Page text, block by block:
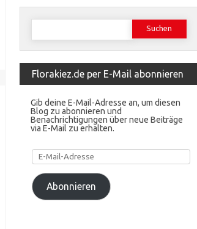
Suchen
Florakiez.de per E-Mail abonnieren
Gib deine E-Mail-Adresse an, um diesen
Blog zu abonnieren und
Benachrichtigungen über neue Beiträge
via E-Mail zu erhalten.
E-
Mail-
Adresse
Abonnieren